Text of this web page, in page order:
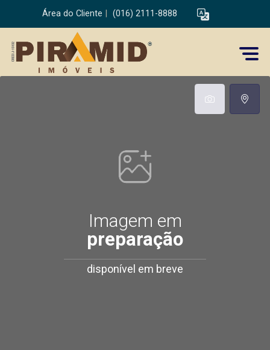
Área do Cliente (016) 2111-8888
Imagem em
preparação
disponível em breve